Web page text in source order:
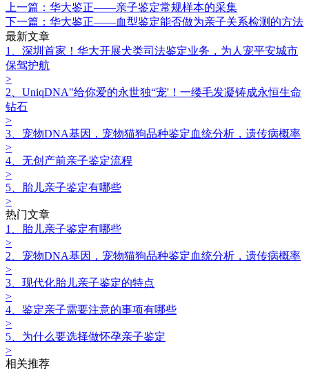
上一篇：华大鉴正——亲子鉴定常规样本的采集
下一篇：华大鉴正——血型鉴定能否做为亲子关系检测的方法
最新文章
1、深圳首家！华大开展犬类司法鉴定业务，为人宠平安城市
保驾护航
>
2、UniqDNA"给你爱的永世独“宠'！一缕毛发凝铸成永恒生命
钻石
>
3、宠物DNA基因，宠物猫狗品种鉴定血统分析，遗传病概率
>
4、无创产前亲子鉴定流程
>
5、胎儿亲子鉴定有哪些
>
热门文章
1、胎儿亲子鉴定有哪些
>
2、宠物DNA基因，宠物猫狗品种鉴定血统分析，遗传病概率
>
3、现代化胎儿亲子鉴定的特点
>
4、鉴定亲子需要注意的事项有哪些
>
5、为什么要选择做怀孕亲子鉴定
>
相关推荐